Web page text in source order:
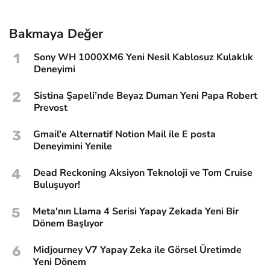
Bakmaya Değer
1
Sony WH 1000XM6 Yeni Nesil Kablosuz Kulaklık
Deneyimi
2
Sistina Şapeli’nde Beyaz Duman Yeni Papa Robert
Prevost
3
Gmail'e Alternatif Notion Mail ile E posta
Deneyimini Yenile
4
Dead Reckoning Aksiyon Teknoloji ve Tom Cruise
Buluşuyor!
5
Meta'nın Llama 4 Serisi Yapay Zekada Yeni Bir
Dönem Başlıyor
6
Midjourney V7 Yapay Zeka ile Görsel Üretimde
Yeni Dönem